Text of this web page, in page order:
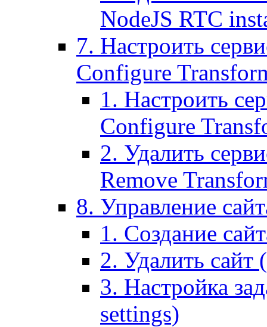
NodeJS RTC
7. Настроить
Configure
1. Настроить
Configure
2. Удалить
Remove
8. Управление
1. Создание
2. Удалить сайт
3. Настройка
settings)